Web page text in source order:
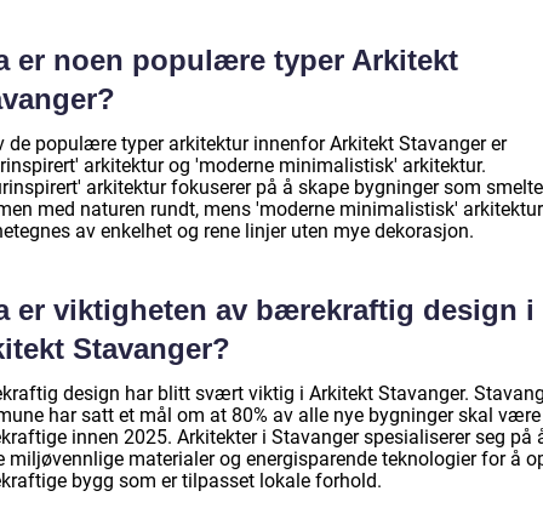
er noen populære typer Arkitekt
de populære typer arkitektur innenfor Arkitekt Stavanger er
arkitektur og 'moderne minimalistisk' arkitektur.
arkitektur fokuserer på å skape bygninger som
med naturen rundt, mens 'moderne minimalistisk' arkitektur
av enkelhet og rene linjer uten mye dekorasjon.
er viktigheten av bærekraftig design i
Stavanger?
design har blitt svært viktig i Arkitekt Stavanger.
har satt et mål om at 80% av alle nye bygninger skal være
innen 2025. Arkitekter i Stavanger spesialiserer seg på
miljøvennlige materialer og energisparende teknologier for å
bygg som er tilpasset lokale forhold.